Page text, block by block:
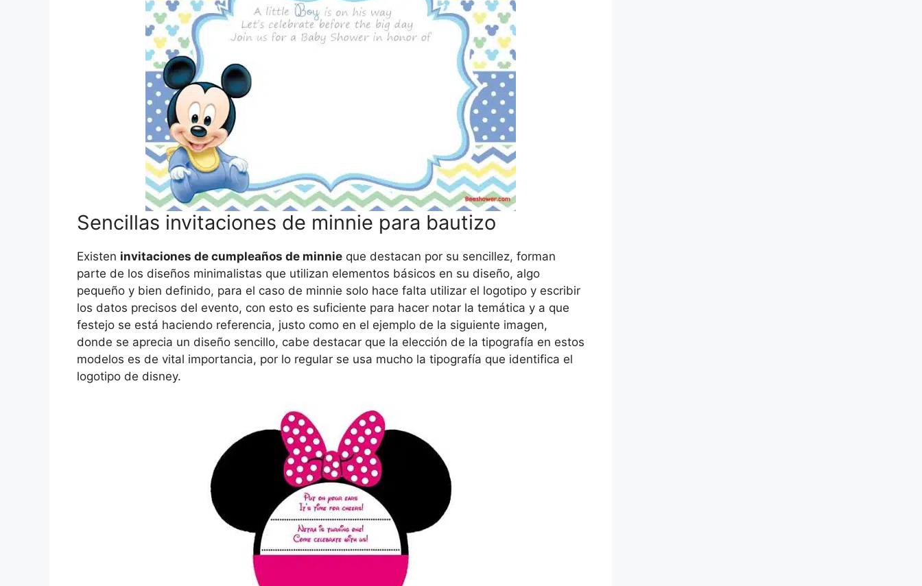
Sencillas invitaciones de minnie para bautizo
Existen invitaciones de cumpleaños de minnie que destacan por su sencillez, forman
parte de los diseños minimalistas que utilizan elementos básicos en su diseño, algo
pequeño y bien definido, para el caso de minnie solo hace falta utilizar el logotipo y escribir
los datos precisos del evento, con esto es suficiente para hacer notar la temática y a que
festejo se está haciendo referencia, justo como en el ejemplo de la siguiente imagen,
donde se aprecia un diseño sencillo, cabe destacar que la elección de la tipografía en estos
modelos es de vital importancia, por lo regular se usa mucho la tipografía que identifica el
logotipo de disney.